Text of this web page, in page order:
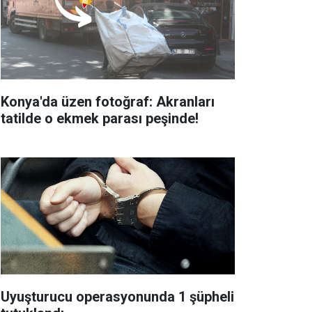
Konya'da üzen fotoğraf: Akranları
tatilde o ekmek parası peşinde!
Uyuşturucu operasyonunda 1 şüpheli